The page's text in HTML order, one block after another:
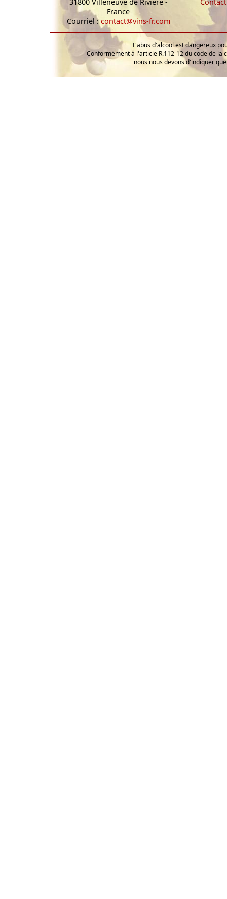
France
Courriel :contact@vins-fr.com
L'abus d'alcool est dangereux
Conformément à l'article R.112-12 du code de la
nous nous devons d'indiquer